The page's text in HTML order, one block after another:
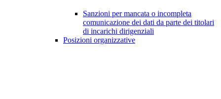
Sanzioni per mancata o incompleta
comunicazione dei dati da parte dei titolari
di incarichi dirigenziali
Posizioni organizzative